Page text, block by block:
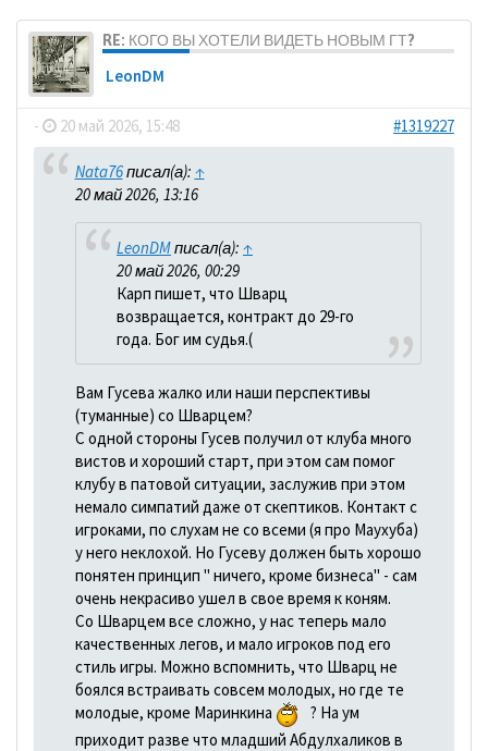
RE: КОГО ВЫ ХОТЕЛИ ВИДЕТЬ НОВЫМ ГТ?
LeonDM
- 20 май 2026, 15:48 #1319227
Nata76писал(а): ↑
20 май 2026, 13:16
LeonDMписал(а): ↑
20 май 2026, 00:29
Карп пишет, что Шварц
возвращается, контракт до 29-го
года. Бог им судья.(
Вам Гусева жалко или наши перспективы
(туманные) со Шварцем?
С одной стороны Гусев получил от клуба много
вистов и хороший старт, при этом сам помог
клубу в патовой ситуации, заслужив при этом
немало симпатий даже от скептиков. Контакт с
игроками, по слухам не со всеми (я про Маухуба)
у него неклохой. Но Гусеву должен быть хорошо
понятен принцип " ничего, кроме бизнеса" - сам
очень некрасиво ушел в свое время к коням.
Со Шварцем все сложно, у нас теперь мало
качественных легов, и мало игроков под его
стиль игры. Можно вспомнить, что Шварц не
боялся встраивать совсем молодых, но где те
молодые, кроме Маринкина
? На ум
приходит разве что младший Абдулхаликов в